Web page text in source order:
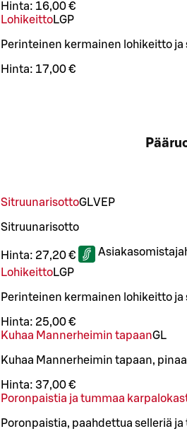
Hinta: 16,00 €
LohikeittoLGP
Perinteinen kermainen lohikeitto ja
Hinta: 17,00 €
SitruunarisottoGLVEP
Sitruunarisotto
Hinta: 27,20 €
LohikeittoLGP
Perinteinen kermainen lohikeitto ja
Hinta: 25,00 €
Kuhaa Mannerheimin tapaanGL
Kuhaa Mannerheimin tapaan,
Hinta: 37,00 €
Poronpaistia ja tummaa
Poronpaistia, paahdettua selleriä